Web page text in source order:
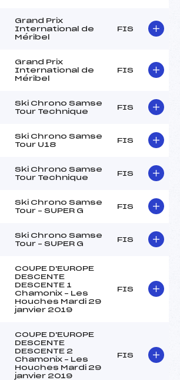
Grand Prix
International de
Méribel
FIS
Grand Prix
International de
Méribel
FIS
Ski Chrono Samse
Tour Technique
FIS
Ski Chrono Samse
Tour U18
FIS
Ski Chrono Samse
Tour Technique
FIS
Ski Chrono Samse
Tour – SUPER G
FIS
Ski Chrono Samse
Tour – SUPER G
FIS
COUPE D'EUROPE
DESCENTE
DESCENTE 1
Chamonix – Les
Houches Mardi 29
janvier 2019
FIS
COUPE D'EUROPE
DESCENTE
DESCENTE 2
Chamonix – Les
Houches Mardi 29
janvier 2019
FIS